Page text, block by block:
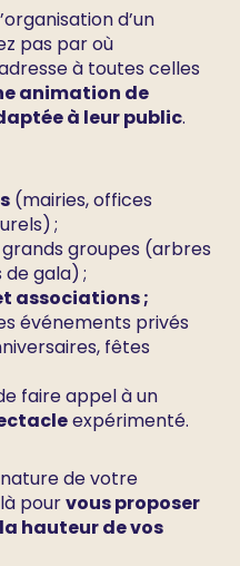
d’un
pas par où
à toutes celles
animation de
à leur public.
(mairies, offices
;
grands groupes (arbres
de gala) ;
associations ;
événements privés
fêtes
faire appel à un
expérimenté.
de votre
pourvous proposer
hauteur de vos